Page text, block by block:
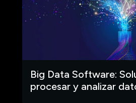
Big Data Software:
procesar y analizar